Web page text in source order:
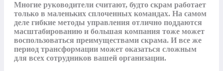
Многие руководители считают, будто скрам работает
только в маленьких сплоченных командах. На самом
деле гибкие методы управления отлично поддаются
масштабированию и большая компания тоже может
воспользоваться преимуществами скрама. И все же
период трансформации может оказаться сложным
для всех сотрудников вашей организации.